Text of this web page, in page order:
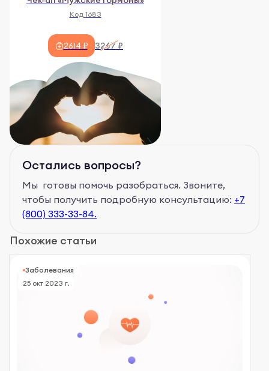
Код 1683
2614 ₽ 3267 ₽
Остались вопросы?
Мы готовы помочь разобраться. Звоните,
чтобы получить подробную консультацию: +7
(800) 333-33-84.
Похожие статьи
Заболевания
25 окт 2023 г.